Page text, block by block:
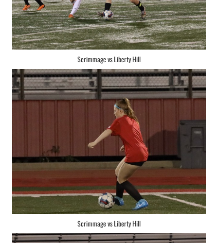
Scrimmage vs Liberty Hill
Scrimmage vs Liberty Hill